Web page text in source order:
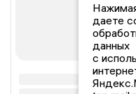
даете
данных
с